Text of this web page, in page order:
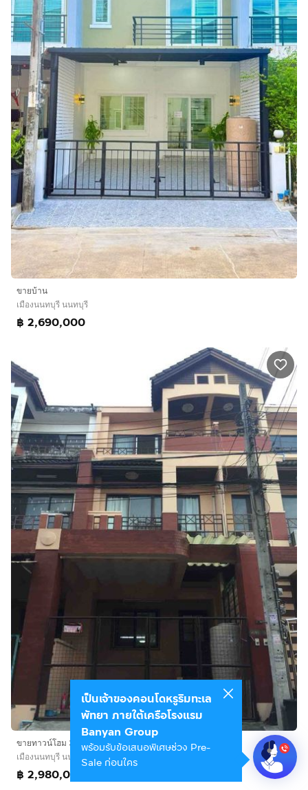
ขายบ้าน
เมืองนนทบุรี นนทบุรี
฿ 2,690,000
ขายทาวน์โฮม 3 ชั้น ติดถนนรัตนาธิเบศร์ ราคาถูก
เมืองนนทบุรี นนทบุรี
฿ 2,980,000
เป็นเจ้าของคอนโดหรูริมทะเล
พัทยา ภายใต้เครือโรงแรม
Banyan Group
พร้อมรับข้อเสนอพิเศษช่วง Pre-
Sale ก่อนใคร